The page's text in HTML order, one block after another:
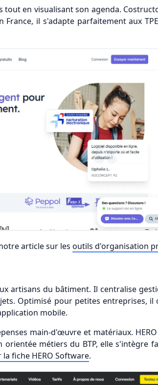
en visualisant son agenda.
il s'adapte parfaitement aux
article sur les outils d'organisation
artisans du bâtiment. Il centralise
Optimisé pour petites entreprises, il
mobile.
main-d'œuvre et matériaux.
métiers du BTP, elle s'intègre
fiche HERO Software.